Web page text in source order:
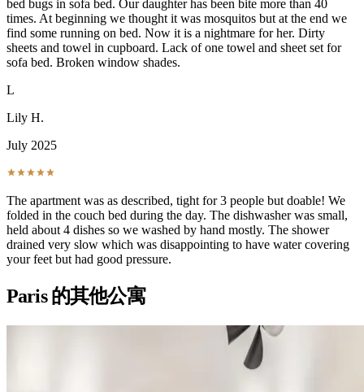
bed bugs in sofa bed. Our daughter has been bite more than 40
times. At beginning we thought it was mosquitos but at the end we
find some running on bed. Now it is a nightmare for her. Dirty
sheets and towel in cupboard. Lack of one towel and sheet set for
sofa bed. Broken window shades.
L
Lily H.
July 2025
The apartment was as described, tight for 3 people but doable! We
folded in the couch bed during the day. The dishwasher was small,
held about 4 dishes so we washed by hand mostly. The shower
drained very slow which was disappointing to have water covering
your feet but had good pressure.
Paris 的其他公寓